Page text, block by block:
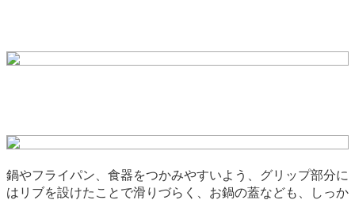
鍋やフライパン、食器をつかみやすいよう、グリップ部分に
はリブを設けたことで滑りづらく、お鍋の蓋なども、しっか